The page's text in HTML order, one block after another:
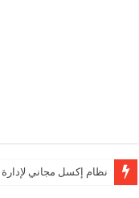
نظام إكسل مجاني